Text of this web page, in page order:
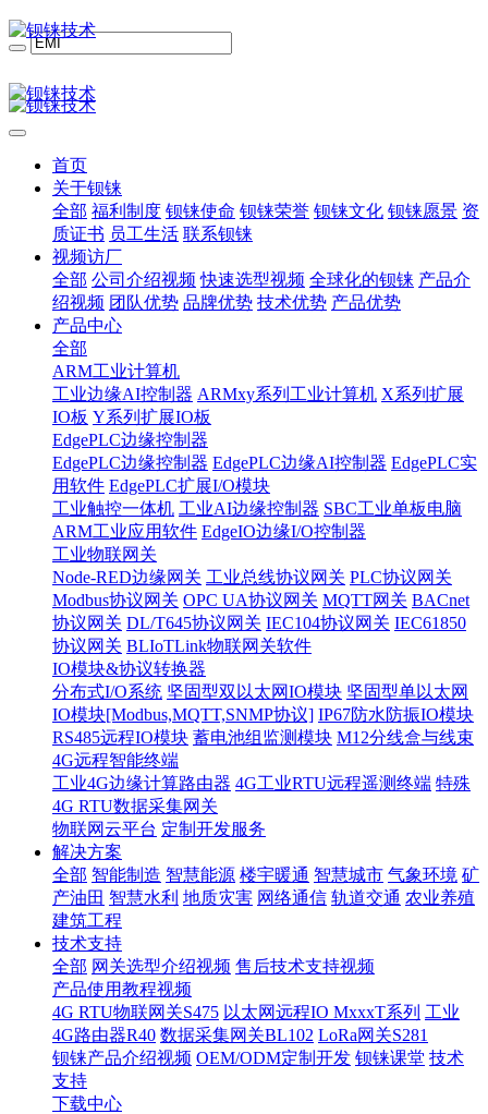
首页
关于钡铼
全部 福利制度 钡铼使命 钡铼荣誉 钡铼文化 钡铼愿景 资
质证书 员工生活 联系钡铼
视频访厂
全部 公司介绍视频 快速选型视频 全球化的钡铼 产品介
绍视频 团队优势 品牌优势 技术优势 产品优势
产品中心
全部
ARM工业计算机
工业边缘AI控制器 ARMxy系列工业计算机 X系列扩展
IO板 Y系列扩展IO板
EdgePLC边缘控制器
EdgePLC边缘控制器 EdgePLC边缘AI控制器 EdgePLC实
用软件 EdgePLC扩展I/O模块
工业触控一体机 工业AI边缘控制器 SBC工业单板电脑
ARM工业应用软件 EdgeIO边缘I/O控制器
工业物联网关
Node-RED边缘网关 工业总线协议网关 PLC协议网关
Modbus协议网关 OPC UA协议网关 MQTT网关 BACnet
协议网关 DL/T645协议网关 IEC104协议网关 IEC61850
协议网关 BLIoTLink物联网关软件
IO模块&协议转换器
分布式I/O系统 坚固型双以太网IO模块 坚固型单以太网
IO模块[Modbus,MQTT,SNMP协议] IP67防水防振IO模块
RS485远程IO模块 蓄电池组监测模块 M12分线盒与线束
4G远程智能终端
工业4G边缘计算路由器 4G工业RTU远程遥测终端 特殊
4G RTU数据采集网关
物联网云平台 定制开发服务
解决方案
全部 智能制造 智慧能源 楼宇暖通 智慧城市 气象环境 矿
产油田 智慧水利 地质灾害 网络通信 轨道交通 农业养殖
建筑工程
技术支持
全部 网关选型介绍视频 售后技术支持视频
产品使用教程视频
4G RTU物联网关S475 以太网远程IO MxxxT系列 工业
4G路由器R40 数据采集网关BL102 LoRa网关S281
钡铼产品介绍视频 OEM/ODM定制开发 钡铼课堂 技术
支持
下载中心